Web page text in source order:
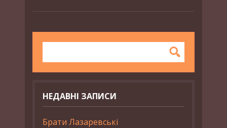
НЕДАВНІ ЗАПИСИ
Брати Лазаревські